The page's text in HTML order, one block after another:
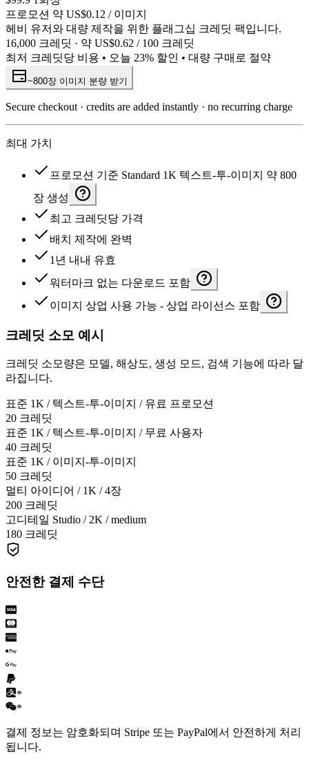
프로모션 약 US$0.12 / 이미지
헤비 유저와 대량 제작을 위한 플래그십 크레딧 팩입니다.
16,000 크레딧 · 약 US$0.62 / 100 크레딧
최저 크레딧당 비용 • 오늘 23% 할인 • 대량 구매로 절약
~800장 이미지 분량 받기
Secure checkout · credits are added instantly · no recurring charge
최대 가치
프로모션 기준 Standard 1K 텍스트-투-이미지 약 800
장 생성
최고 크레딧당 가격
배치 제작에 완벽
1년 내내 유효
워터마크 없는 다운로드 포함
이미지 상업 사용 가능 - 상업 라이선스 포함
크레딧 소모 예시
크레딧 소모량은 모델, 해상도, 생성 모드, 검색 기능에 따라 달
라집니다.
표준 1K / 텍스트-투-이미지 / 유료 프로모션
20 크레딧
표준 1K / 텍스트-투-이미지 / 무료 사용자
40 크레딧
표준 1K / 이미지-투-이미지
50 크레딧
멀티 아이디어 / 1K / 4장
200 크레딧
고디테일 Studio / 2K / medium
180 크레딧
안전한 결제 수단
*
*
결제 정보는 암호화되며 Stripe 또는 PayPal에서 안전하게 처리
됩니다.